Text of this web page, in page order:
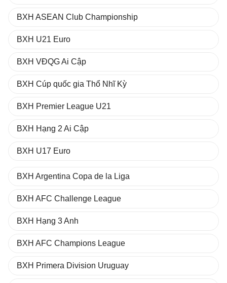
BXH ASEAN Club Championship
BXH U21 Euro
BXH VĐQG Ai Cập
BXH Cúp quốc gia Thổ Nhĩ Kỳ
BXH Premier League U21
BXH Hạng 2 Ai Cập
BXH U17 Euro
BXH Argentina Copa de la Liga
BXH AFC Challenge League
BXH Hạng 3 Anh
BXH AFC Champions League
BXH Primera Division Uruguay